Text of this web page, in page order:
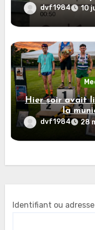
dvf1984 10
Hier soir avait
la
dvf1984 28
Identifiant ou